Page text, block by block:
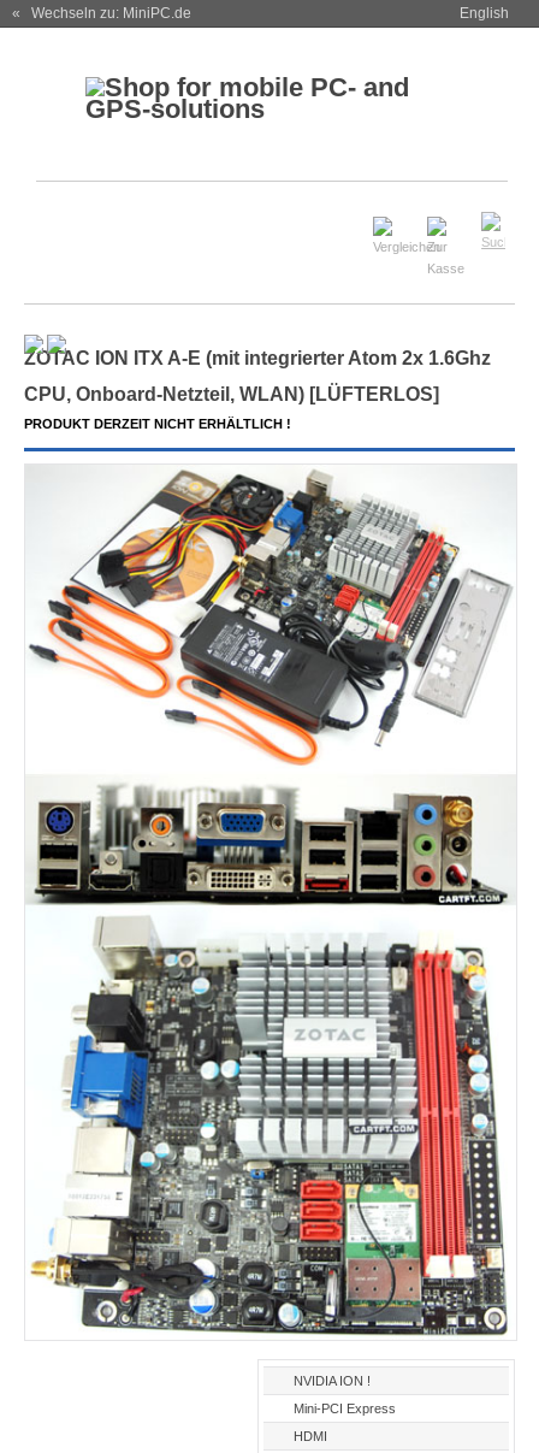
« Wechseln zu: MiniPC.de English
ZOTAC ION ITX A-E (mit integrierter Atom 2x 1.6Ghz
CPU, Onboard-Netzteil, WLAN) [LÜFTERLOS]
PRODUKT DERZEIT NICHT ERHÄLTLICH !
NVIDIA ION !
Mini-PCI Express
HDMI